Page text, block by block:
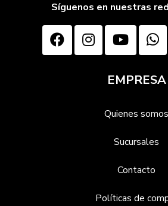
Síguenos en nuestras
EMPRESA
Quienes somos
Sucursales
Contacto
Políticas de